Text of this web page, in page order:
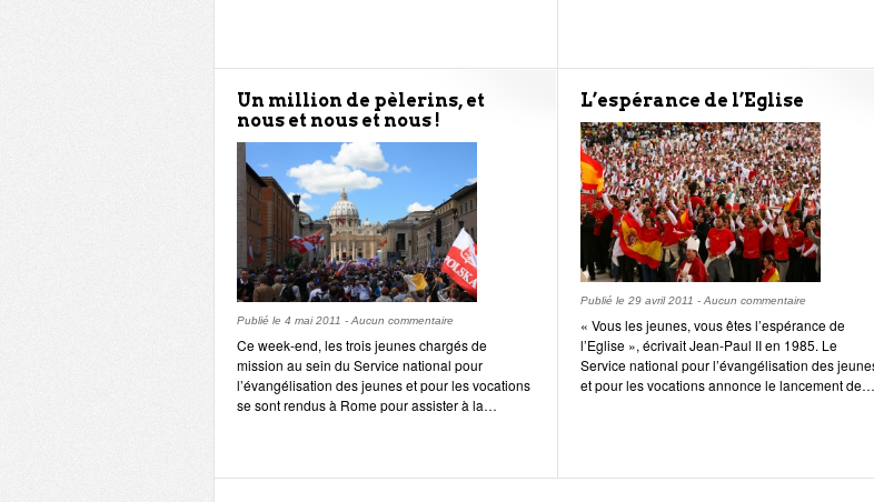
Un million de pèlerins, et
nous et nous et nous !
Publié le 4 mai 2011 - Aucun commentaire
Ce week-end, les trois jeunes chargés de
mission au sein du Service national pour
l’évangélisation des jeunes et pour les vocations
se sont rendus à Rome pour assister à la…
L’espérance de l’Eglise
Publié le 29 avril 2011 - Aucun commentaire
« Vous les jeunes, vous êtes l’espérance de
l’Eglise », écrivait Jean-Paul II en 1985. Le
Service national pour l’évangélisation des
et pour les vocations annonce le lancement de…